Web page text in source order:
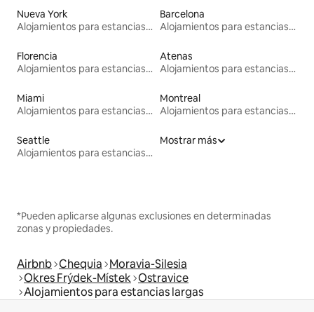
Nueva York
Alojamientos para estancias largas
Barcelona
Alojamientos para estancias largas
Florencia
Alojamientos para estancias largas
Atenas
Alojamientos para estancias largas
Miami
Alojamientos para estancias largas
Montreal
Alojamientos para estancias largas
Seattle
Alojamientos para estancias largas
Mostrar más
*Pueden aplicarse algunas exclusiones en determinadas
zonas y propiedades.
Airbnb Chequia Moravia-Silesia
Okres Frýdek-Místek Ostravice
Alojamientos para estancias largas